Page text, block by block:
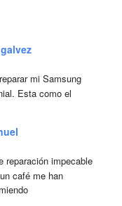
mi Samsung
Esta como el
reparación impecable
café me han